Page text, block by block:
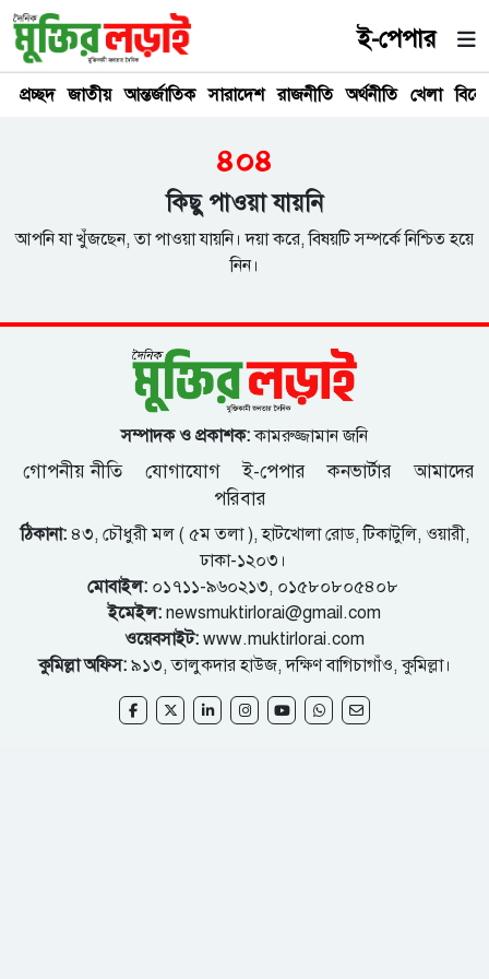
ই-পেপার
প্রচ্ছদ জাতীয় আন্তর্জাতিক সারাদেশ রাজনীতি অর্থনীতি খেলা
৪০৪
কিছু পাওয়া যায়নি
আপনি যা খুঁজছেন, তা পাওয়া যায়নি। দয়া করে, বিষয়টি সম্পর্কে নিশ্চিত হয়ে
নিন।
সম্পাদক ও প্রকাশক:কামরুজ্জামান জনি
গোপনীয় নীতি যোগাযোগ ই-পেপার কনভার্টার
আমাদের
পরিবার
ঠিকানা:৪৩, চৌধুরী মল ( ৫ম তলা ), হাটখোলা রোড, টিকাটুলি, ওয়ারী,
ঢাকা-১২০৩।
মোবাইল:০১৭১১-৯৬০২১৩, ০১৫৮০৮০৫৪০৮
ইমেইল: newsmuktirlorai@gmail.com
ওয়েবসাইট: www.muktirlorai.com
কুমিল্লা অফিস: ৯১৩, তালুকদার হাউজ, দক্ষিণ বাগিচাগাঁও, কুমিল্লা।